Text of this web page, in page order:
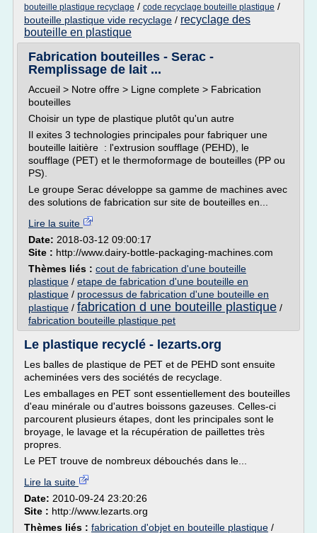
bouteille plastique recyclage / code recyclage bouteille plastique /
bouteille plastique vide recyclage / recyclage des
bouteille en plastique
Fabrication bouteilles - Serac -
Remplissage de lait ...
Accueil > Notre offre > Ligne complete > Fabrication
bouteilles
Choisir un type de plastique plutôt qu'un autre
Il exites 3 technologies principales pour fabriquer une
bouteille laitière : l'extrusion soufflage (PEHD), le
soufflage (PET) et le thermoformage de bouteilles (PP ou
PS).
Le groupe Serac développe sa gamme de machines avec
des solutions de fabrication sur site de bouteilles en...
Lire la suite
Date: 2018-03-12 09:00:17
Site : http://www.dairy-bottle-packaging-machines.com
Thèmes liés : cout de fabrication d'une bouteille
plastique / etape de fabrication d'une bouteille en
plastique / processus de fabrication d'une bouteille en
plastique / fabrication d une bouteille plastique /
fabrication bouteille plastique pet
Le plastique recyclé - lezarts.org
Les balles de plastique de PET et de PEHD sont ensuite
acheminées vers des sociétés de recyclage.
Les emballages en PET sont essentiellement des bouteilles
d'eau minérale ou d'autres boissons gazeuses. Celles-ci
parcourent plusieurs étapes, dont les principales sont le
broyage, le lavage et la récupération de paillettes très
propres.
Le PET trouve de nombreux débouchés dans le...
Lire la suite
Date: 2010-09-24 23:20:26
Site : http://www.lezarts.org
Thèmes liés : fabrication d'objet en bouteille plastique /